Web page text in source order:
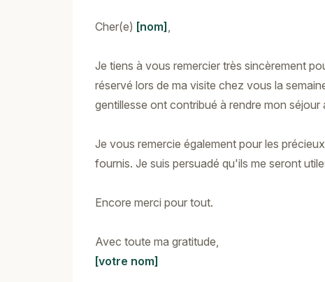
Cher(e) [nom] ,
Je tiens à vous remercier très sincèrement
réservé lors de ma visite chez vous la
gentillesse ont contribué à rendre mon séjour
Je vous remercie également pour les
fournis. Je suis persuadé qu'ils me seront
Encore merci pour tout.
Avec toute ma gratitude,
[votre nom]